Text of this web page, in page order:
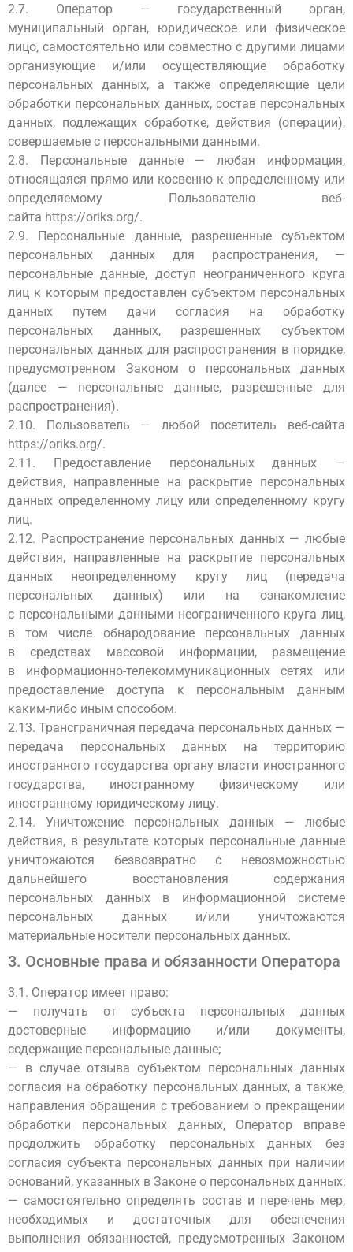
2.7. Оператор — государственный орган,
муниципальный орган, юридическое или физическое
лицо, самостоятельно или совместно с другими лицами
организующие и/или осуществляющие обработку
персональных данных, а также определяющие цели
обработки персональных данных, состав персональных
данных, подлежащих обработке, действия (операции),
совершаемые с персональными данными.
2.8. Персональные данные — любая информация,
относящаяся прямо или косвенно к определенному или
определяемому Пользователю веб-
сайта https://oriks.org/.
2.9. Персональные данные, разрешенные субъектом
персональных данных для распространения, —
персональные данные, доступ неограниченного круга
лиц к которым предоставлен субъектом персональных
данных путем дачи согласия на обработку
персональных данных, разрешенных субъектом
персональных данных для распространения в порядке,
предусмотренном Законом о персональных данных
(далее — персональные данные, разрешенные для
распространения).
2.10. Пользователь — любой посетитель веб-сайта
https://oriks.org/.
2.11. Предоставление персональных данных —
действия, направленные на раскрытие персональных
данных определенному лицу или определенному кругу
лиц.
2.12. Распространение персональных данных — любые
действия, направленные на раскрытие персональных
данных неопределенному кругу лиц (передача
персональных данных) или на ознакомление
с персональными данными неограниченного круга лиц,
в том числе обнародование персональных данных
в средствах массовой информации, размещение
в информационно-телекоммуникационных сетях или
предоставление доступа к персональным данным
каким-либо иным способом.
2.13. Трансграничная передача персональных данных —
передача персональных данных на территорию
иностранного государства органу власти иностранного
государства, иностранному физическому или
иностранному юридическому лицу.
2.14. Уничтожение персональных данных — любые
действия, в результате которых персональные данные
уничтожаются безвозвратно с невозможностью
дальнейшего восстановления содержания
персональных данных в информационной системе
персональных данных и/или уничтожаются
материальные носители персональных данных.
3. Основные права и обязанности Оператора
3.1. Оператор имеет право:
— получать от субъекта персональных данных
достоверные информацию и/или документы,
содержащие персональные данные;
— в случае отзыва субъектом персональных данных
согласия на обработку персональных данных, а также,
направления обращения с требованием о прекращении
обработки персональных данных, Оператор вправе
продолжить обработку персональных данных без
согласия субъекта персональных данных при наличии
оснований, указанных в Законе о персональных данных;
— самостоятельно определять состав и перечень мер,
необходимых и достаточных для обеспечения
выполнения обязанностей, предусмотренных Законом